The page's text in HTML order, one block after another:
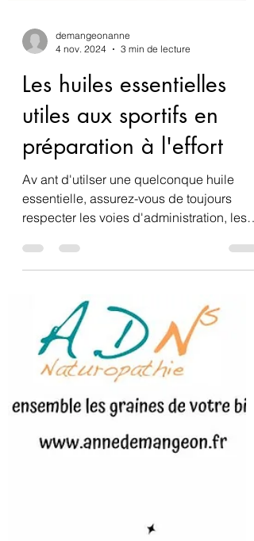
demangeonanne
4 nov. 2024
3 min de lecture
Les huiles essentielles
utiles aux sportifs en
préparation à l'effort
Av ant d'utilser une quelconque huile
respecter les voies d'administration, les
posologies, les...